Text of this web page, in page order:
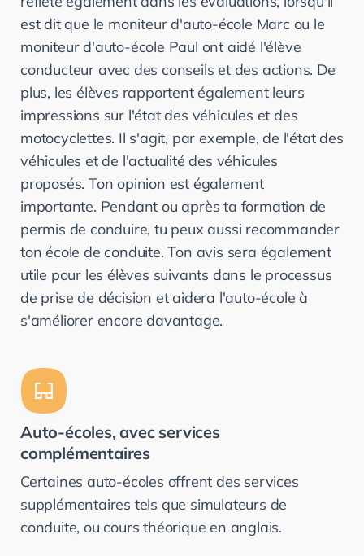
est dit que le moniteur d'auto-école Marc ou le
moniteur d'auto-école Paul ont aidé l'élève
conducteur avec des conseils et des actions. De
plus, les élèves rapportent également leurs
impressions sur l'état des véhicules et des
motocyclettes. Il s'agit, par exemple, de l'état des
véhicules et de l'actualité des véhicules
proposés. Ton opinion est également
importante. Pendant ou après ta formation de
permis de conduire, tu peux aussi recommander
ton école de conduite. Ton avis sera également
utile pour les élèves suivants dans le processus
de prise de décision et aidera l'auto-école à
s'améliorer encore davantage.
Auto-écoles, avec services
complémentaires
Certaines auto-écoles offrent des services
supplémentaires tels que simulateurs de
conduite, ou cours théorique en anglais.